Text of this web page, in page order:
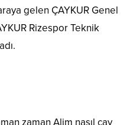
gelen ÇAYKUR Genel
Rizespor Teknik
zaman Alim nasıl çay